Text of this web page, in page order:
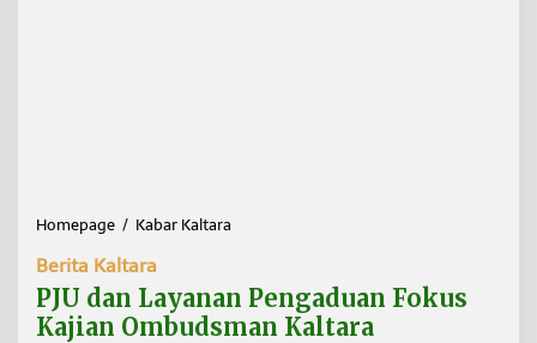
Homepage / Kabar Kaltara
d
a
n
Berita Kaltara
PJU dan Layanan Pengaduan Fokus
Kajian Ombudsman Kaltara